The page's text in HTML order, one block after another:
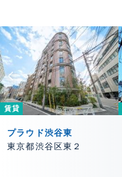
賃貸
プラウド渋谷東
東京都渋谷区東２